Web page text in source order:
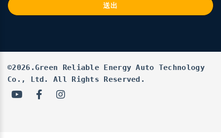
送出
©2026.Green Reliable Energy Auto Technology
Co., Ltd. All Rights Reserved.